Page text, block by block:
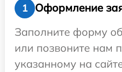
1
Оформление
Заполните форму
или позвоните нам
указанному на